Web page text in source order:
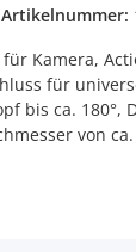
Artikelnummer:
Kamera,
für
bis ca. 180°,
von